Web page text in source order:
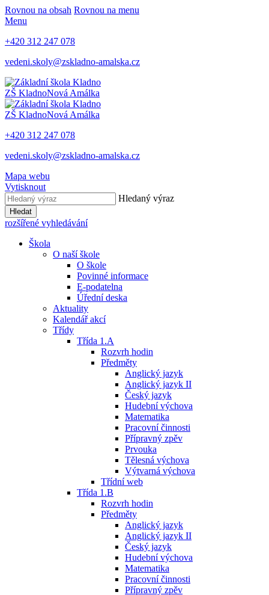
Rovnou na obsah Rovnou na menu
Menu
+420 312 247 078
vedeni.skoly@zskladno-amalska.cz
ZŠ KladnoNová Amálka
ZŠ KladnoNová Amálka
+420 312 247 078
vedeni.skoly@zskladno-amalska.cz
Mapa webu
Vytisknout
Hledaný výraz
Hledat
rozšířené vyhledávání
Škola
O naší škole
O škole
Povinné informace
E-podatelna
Úřední deska
Aktuality
Kalendář akcí
Třídy
Třída 1.A
Rozvrh hodin
Předměty
Anglický jazyk
Anglický jazyk II
Český jazyk
Hudební výchova
Matematika
Pracovní činnosti
Přípravný zpěv
Prvouka
Tělesná výchova
Výtvarná výchova
Třídní web
Třída 1.B
Rozvrh hodin
Předměty
Anglický jazyk
Anglický jazyk II
Český jazyk
Hudební výchova
Matematika
Pracovní činnosti
Přípravný zpěv